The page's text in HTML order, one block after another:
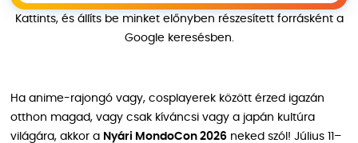
Kattints, és állíts be minket előnyben részesített forrásként a
Google keresésben.
Ha anime-rajongó vagy, cosplayerek között érzed igazán
otthon magad, vagy csak kíváncsi vagy a japán kultúra
világára, akkor a Nyári MondoCon 2026 neked szól! Július 11–